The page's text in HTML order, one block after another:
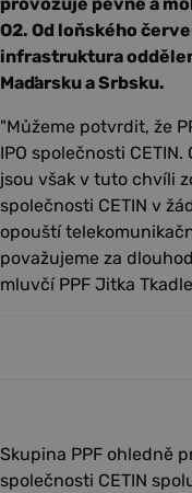
O2. Od loňského
infrastruktura
Maďarsku a Srbsku.
"Můžeme potvrdit, že
IPO společnosti
jsou však v tuto chvíli
společnosti CETIN v
opouští
považujeme za
mluvčí PPF Jitka
Skupina PPF ohledně
společnosti CETIN